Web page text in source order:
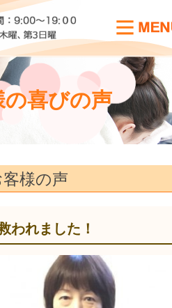
の喜びの声
客様の声
われました！